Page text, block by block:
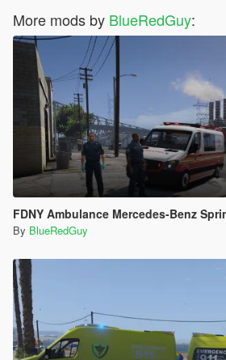
computer or other electronic device to
further copies are prohibited. It is
modify or edit a file or parts of it and to
way to private or commercial third
observed §5.
§4: The user license is expressly
the use of visual content and is not
§5: The editing and modification of
the product files as well as publication
cases Skins, is permitted with the
Platforms such as Discord, Teamspeak
channels can be used.
More mods by BlueRedGuy:
FDNY Ambulance Mercedes-Benz
By BlueRedGuy